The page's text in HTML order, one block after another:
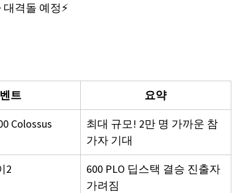
격돌 예정⚡
트 요약
Colossus
최대 규모! 2만 명 가까운 참
가자 기대
2
600 PLO 딥스택 결승 진출자
가려짐